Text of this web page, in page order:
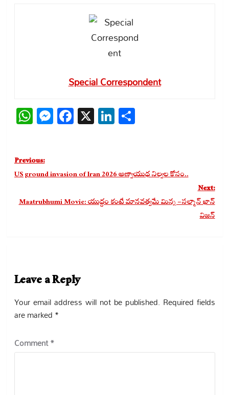
Special Correspondent
WhatsApp
Messenger
Facebook
X LinkedIn
Share
Post
navigation
Previous:
US ground invasion of Iran 2026 అణ్వాయుధ నిల్వల కోసం..
Next:
Maatrubhumi Movie: యుద్ధం కంటే మానవత్వమే మిన్న – సల్మాన్ ఖాన్
విజన్
Leave a Reply
Your email address will not be published. Required fields
are marked *
Comment*